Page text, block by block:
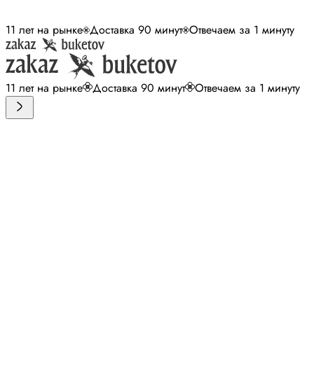
11 лет на рынке Доставка 90 минут Отвечаем за 1 минуту
11 лет на рынке Доставка 90 минут Отвечаем за 1 минуту